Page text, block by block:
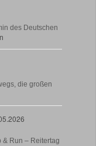
des Deutschen
die großen
& Run – Reitertag